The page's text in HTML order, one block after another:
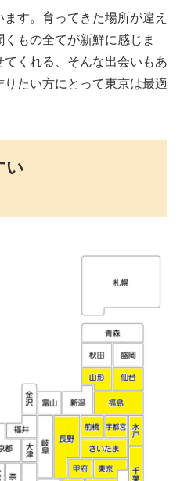
す。育ってきた場所が違え
もの全てが新鮮に感じま
くれる、そんな出会いもあ
たい方にとって東京は最適
い